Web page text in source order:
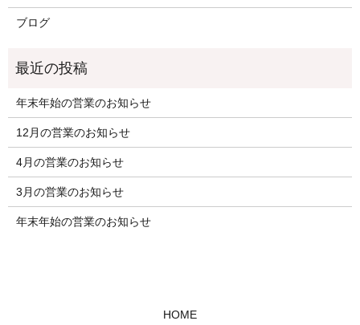
ブログ
年末年始の営業のお知らせ
12月の営業のお知らせ
4月の営業のお知らせ
3月の営業のお知らせ
年末年始の営業のお知らせ
HOME